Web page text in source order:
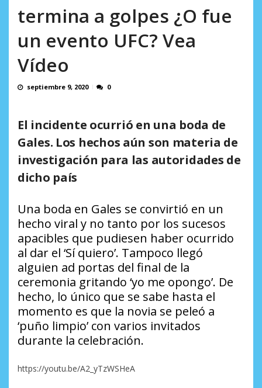
termina a golpes ¿O fue
un evento UFC? Vea
Vídeo
septiembre 9, 2020 0
El incidente ocurrió en una boda de
Gales. Los hechos aún son materia de
investigación para las autoridades de
dicho país
Una boda en Gales se convirtió en un
hecho viral y no tanto por los sucesos
apacibles que pudiesen haber ocurrido
al dar el ‘Sí quiero’. Tampoco llegó
alguien ad portas del final de la
ceremonia gritando ‘yo me opongo’. De
hecho, lo único que se sabe hasta el
momento es que la novia se peleó a
‘puño limpio’ con varios invitados
durante la celebración.
https://youtu.be/A2_yTzWSHeA